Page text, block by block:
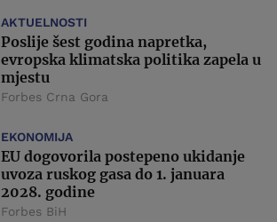
AKTUELNOSTI
Poslije šest godina napretka,
evropska klimatska politika zapela u
mjestu
Forbes Crna Gora
EKONOMIJA
EU dogovorila postepeno ukidanje
uvoza ruskog gasa do 1. januara
2028. godine
Forbes BiH